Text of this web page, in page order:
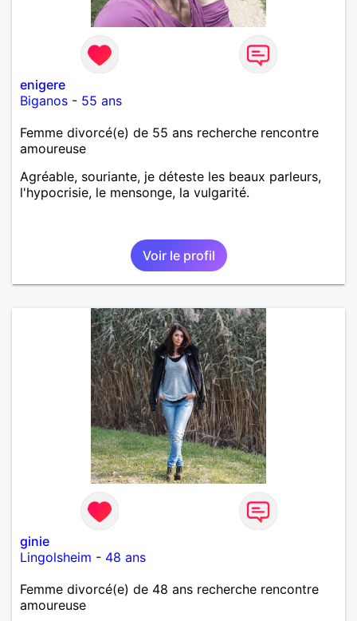
enigere
Biganos - 55 ans
Femme divorcé(e) de 55 ans recherche rencontre
amoureuse
Agréable, souriante, je déteste les beaux parleurs,
l'hypocrisie, le mensonge, la vulgarité.
Voir le profil
ginie
Lingolsheim - 48 ans
Femme divorcé(e) de 48 ans recherche rencontre
amoureuse